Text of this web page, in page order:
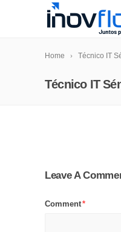
Home Técnico IT
Técnico IT
Leave A
Comment*